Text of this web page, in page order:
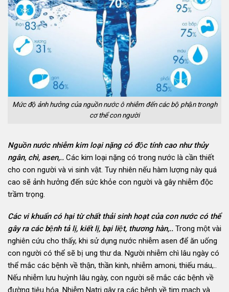
Mức độ ảnh hưởng của nguồn nước ô nhiễm đến các bộ phận trongh
cơ thể con người
Nguồn nước nhiễm kim loại nặng có độc tính cao như thủy
ngân, chì, asen,.. Các kim loại nặng có trong nước là cần thiết
cho con người và vi sinh vật. Tuy nhiên nếu hàm lượng này quá
cao sẽ ảnh hưởng đến sức khỏe con người và gây nhiễm độc
trầm trọng.
Các vi khuẩn có hại từ chất thải sinh hoạt của con nước có thể
gây ra các bệnh tả lị, kiết lị, bại liệt, thương hàn,.. Trong một vài
nghiên cứu cho thấy, khi sử dụng nước nhiễm asen để ăn uống
con người có thể sẽ bị ung thư da. Người nhiễm chì lâu ngày có
thể mắc các bệnh về thận, thần kinh, nhiễm amoni, thiếu máu,..
Nếu nhiễm lưu huỳnh lâu ngày, con người sẽ mắc các bệnh về
đường tiêu hóa. Nhiễm Natri gây ra các bệnh về tim mạch và